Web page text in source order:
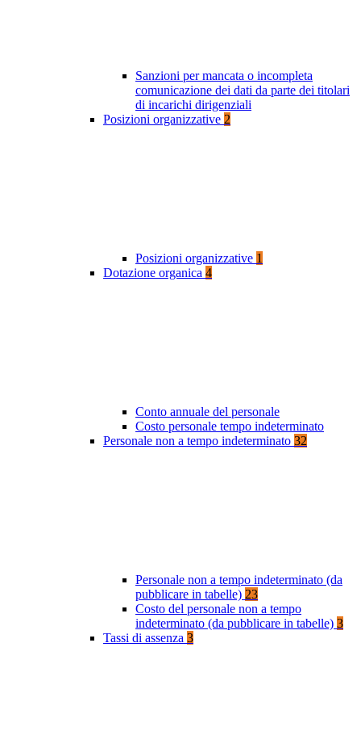
Sanzioni per mancata o incompleta
comunicazione dei dati da parte dei titolari
di incarichi dirigenziali
Posizioni organizzative 2
Posizioni organizzative 1
Dotazione organica 4
Conto annuale del personale
Costo personale tempo indeterminato
Personale non a tempo indeterminato 32
Personale non a tempo indeterminato (da
pubblicare in tabelle) 23
Costo del personale non a tempo
indeterminato (da pubblicare in tabelle) 3
Tassi di assenza 3